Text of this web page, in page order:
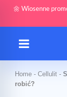
🌼 Wiosenne
Home - Cellulit -
robić?